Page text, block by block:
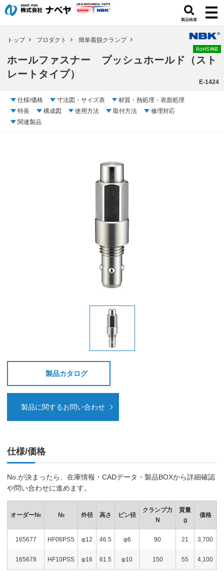
製品検索
トップ プロダクト 簡単着脱クランプ
ホールファスナー プッシュホールド（スト
レートタイプ）
E-1424
仕様/価格 寸法図・サイズ表
材質・熱処理・表面処理
特長
構成図 使用方法 取付方法
修理対応
関連製品
製品カタログ
製品に関するお問い合わせ
仕様/価格
No.が決まったら、在庫情報・CADデータ・製品BOXから詳細確認
や問い合わせに進めます。
オーダー№ № 外径 高さ ピン径
クランプ力
N
質量
g
価格
165677 HF06PSS φ12 46.5 φ6 90 21 3,700
165678 HF10PSS φ16 61.5 φ10 150 55 4,100